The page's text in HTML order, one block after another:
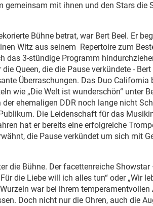
gemeinsam mit ihnen und den Stars die
Bühne betrat, war Bert Beel. Er
Witz aus seinem Repertoire zum
das 3-stündige Programm
Queen, die die Pause verkündete -
Überraschungen. Das Duo
wie „Die Welt ist wunderschön“ unter
ehemaligen DDR noch lange nicht
Die Leidenschaft für das
hat er bereits eine erfolgreiche
die Pause verkündet um sich mit
die Bühne. Der facettenreiche
die Liebe will ich alles tun“ oder „Wir
war bei ihrem
Doch nicht nur die Ohren, auch die